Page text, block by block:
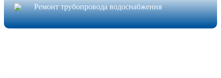
Ремонт трубопровода водоснабжения